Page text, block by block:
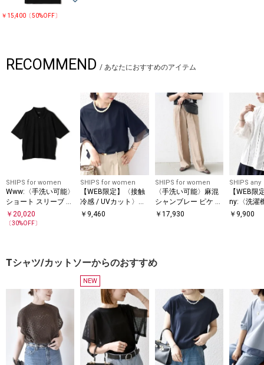
￥15,400〔50%OFF〕
RECOMMEND / あなたにおすすめのアイテム
SHIPS for women
Www:〈手洗い可能〉
ショート スリーブ ポ
ロシャツ
￥ 20,020
〔30%OFF〕
SHIPS for women
【WEB限定】〈接触
冷感 / UVカット〉シ
アー オーガンジー コ
￥ 9,460
SHIPS for women
〈手洗い可能〉麻混
シャンブレー ピケ 2
タック パンツ
￥ 17,930
SHIPS any
【WEB限
ny:〈洗濯
ラワー モ
￥ 9,900
Tシャツ/カットソーからのおすすめ
NEW